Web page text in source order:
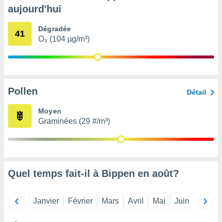
ou
de la
non
des
le
le
aujourd'hui
41 Dégradée
O₃ (104 µg/m³)
Pollen Détail
Moyen
Graminées (29 #/m³)
Quel temps fait-il à Bippen en août?
Janvier Février Mars Avril Mai Juin Juillet